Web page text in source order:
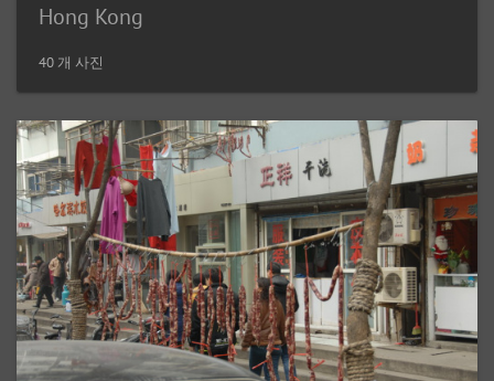
Hong Kong
40 개 사진